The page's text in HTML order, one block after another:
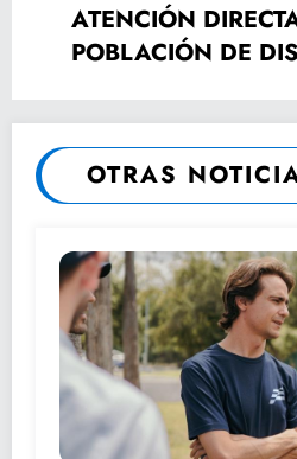
ATENCIÓN
POBLACIÓN DE
OTRAS